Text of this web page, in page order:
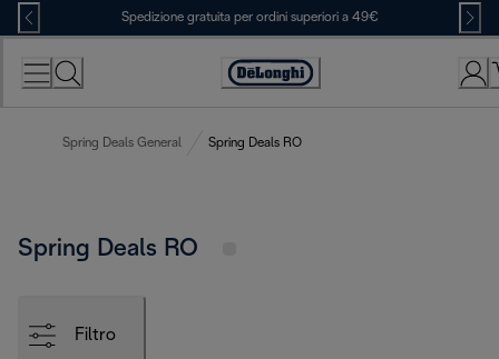
Skip
to
Content
Spedizione gratuita per ordini superiori a 49€
Accessibility
Spring Deals General Spring Deals RO
Spring Deals RO
Filtro